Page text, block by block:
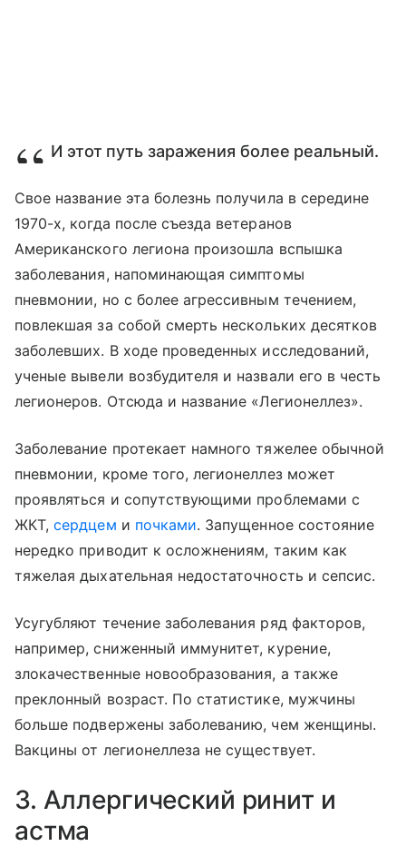
И этот путь заражения более реальный.
Свое название эта болезнь получила в середине
1970-х, когда после съезда ветеранов
Американского легиона произошла вспышка
заболевания, напоминающая симптомы
пневмонии, но с более агрессивным течением,
повлекшая за собой смерть нескольких десятков
заболевших. В ходе проведенных исследований,
ученые вывели возбудителя и назвали его в честь
легионеров. Отсюда и название «Легионеллез».
Заболевание протекает намного тяжелее обычной
пневмонии, кроме того, легионеллез может
проявляться и сопутствующими проблемами с
ЖКТ,сердцем и почками. Запущенное состояние
нередко приводит к осложнениям, таким как
тяжелая дыхательная недостаточность и сепсис.
Усугубляют течение заболевания ряд факторов,
например, сниженный иммунитет, курение,
злокачественные новообразования, а также
преклонный возраст. По статистике, мужчины
больше подвержены заболеванию, чем женщины.
Вакцины от легионеллеза не существует.
3. Аллергический ринит и
астма